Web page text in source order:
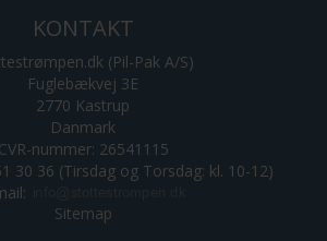
KONTAKT
(Pil-Pak A/S)
Fuglebækvej 3E
2770 Kastrup
Danmark
CVR-nummer: 26541115
30 36 (Tirsdag og Torsdag: kl. 10-12)
:
Sitemap